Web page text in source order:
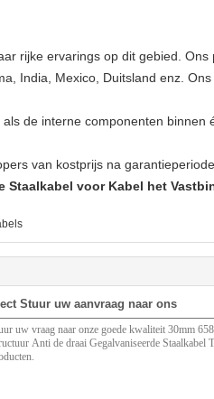
rijke ervarings op dit gebied. Ons
India, Mexico, Duitsland enz.
de interne componenten binnen
van kostprijs na garantieperiode
Staalkabel voor Kabel het
Stuur uw aanvraag naar ons